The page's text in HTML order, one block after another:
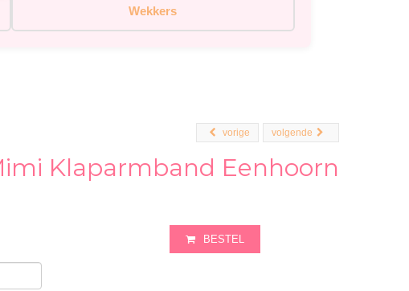
Wekkers
volgende
vorige
Klaparmband Eenhoorn
BESTEL